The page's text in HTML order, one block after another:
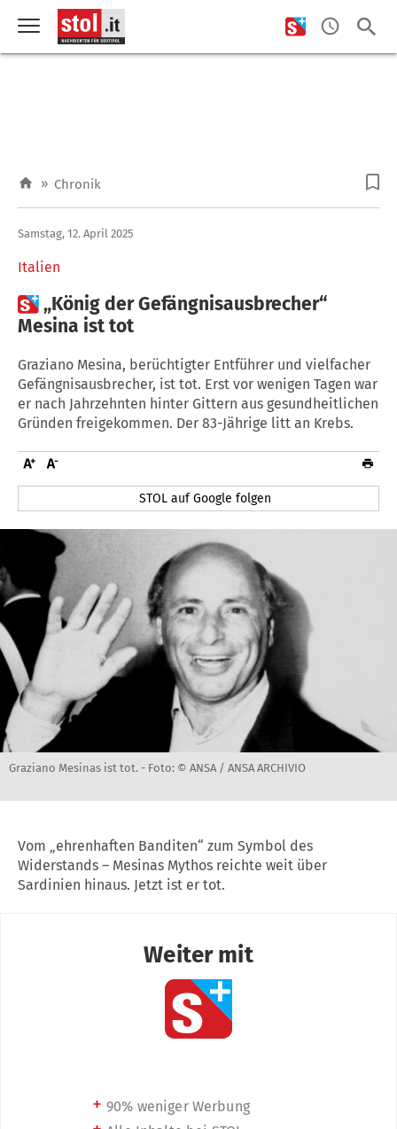
» Chronik
Italien
Samstag, 12. April 2025
„König der Gefängnisausbrecher“
Mesina ist tot
Graziano Mesina, berüchtigter Entführer und vielfacher
Gefängnisausbrecher, ist tot. Erst vor wenigen Tagen war
er nach Jahrzehnten hinter Gittern aus gesundheitlichen
Gründen freigekommen. Der 83-Jährige litt an Krebs.
STOL auf Google folgen
Graziano Mesinas ist tot. - Foto: © ANSA / ANSA ARCHIVIO
Vom „ehrenhaften Banditen“ zum Symbol des
Widerstands – Mesinas Mythos reichte weit über
Sardinien hinaus. Jetzt ist er tot.